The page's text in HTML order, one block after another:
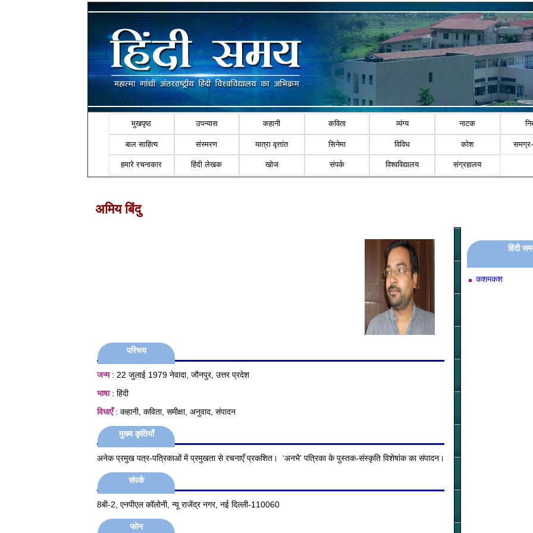
मुखपृष्ठ उपन्यास कहानी कविता व्यंग्य नाटक
बाल साहित्य संस्मरण यात्रा वृत्तांत सिनेमा विविध कोश
हमारे रचनाकार हिंदी लेखक खोज संपर्क विश्वविद्यालय संग्रहालय
अमिय बिंदु
परिचय
जन्म: 22 जुलाई 1979 नेवादा, जौनपुर, उत्तर प्रदेश
भाषा: हिंदी
विधाएँ: कहानी, कविता, समीक्षा, अनुवाद, संपादन
मुख्य कृतियाँ
अनेक प्रमुख पत्र-पत्रिकाओं में प्रमुखता से रचनाएँ प्रकशित। ‘अनभै’ पत्रिका के पुस्तक-संस्कृति विशेषांक का संपादन।
संपर्क
8बी-2, एनपीएल कॉलोनी, न्यू राजेंद्र नगर, नई दिल्ली-110060
फोन
हिंदी
कशमकश